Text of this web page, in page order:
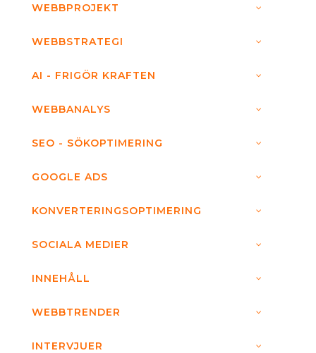
WEBBPROJEKT
WEBBSTRATEGI
AI - FRIGÖR KRAFTEN
WEBBANALYS
SEO - SÖKOPTIMERING
GOOGLE ADS
KONVERTERINGSOPTIMERING
SOCIALA MEDIER
INNEHÅLL
WEBBTRENDER
INTERVJUER